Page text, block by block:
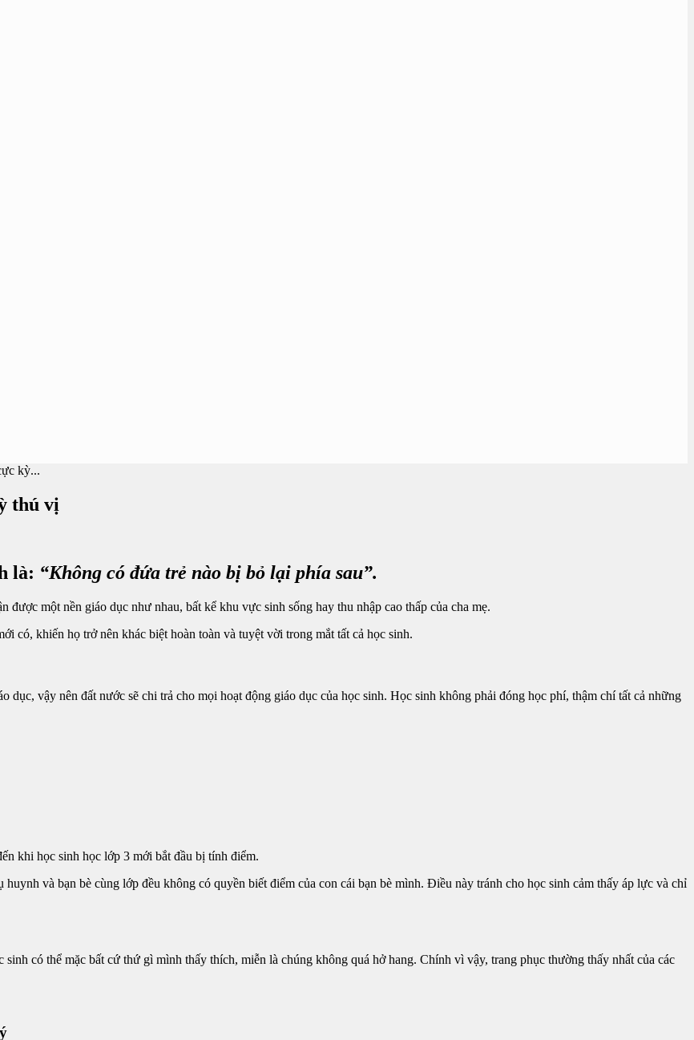
kỳ...
thú vị
là: “Không có đứa trẻ nào bị bỏ lại phía sau”.
một nền giáo dục như nhau, bất kể khu vực sinh sống hay thu nhập cao thấp của cha mẹ.
có, khiến họ trở nên khác biệt hoàn toàn và tuyệt vời trong mắt tất cả học sinh.
dục, vậy nên đất nước sẽ chi trả cho mọi hoạt động giáo dục của học sinh. Học sinh không phải đóng học phí, thậm chí tất cả những
khi học sinh học lớp 3 mới bắt đầu bị tính điểm.
và bạn bè cùng lớp đều không có quyền biết điểm của con cái bạn bè mình. Điều này tránh cho học sinh cảm thấy áp lực và chỉ
có thể mặc bất cứ thứ gì mình thấy thích, miễn là chúng không quá hở hang. Chính vì vậy, trang phục thường thấy nhất của các